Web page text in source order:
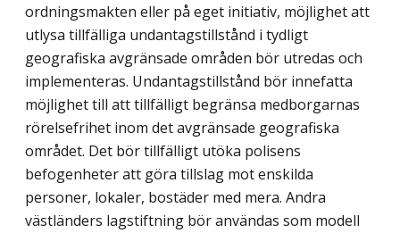
ordningsmakten eller på eget initiativ, möjlighet att
utlysa tillfälliga undantagstillstånd i tydligt
geografiska avgräns­ade områden bör utredas och
implementeras. Undantagstillstånd bör innefatta
möjlighet till att tillfälligt begränsa medborgarnas
rörelsefrihet inom det avgränsade geografiska
området. Det bör tillfälligt utöka polisens
befogenheter att göra tillslag mot enskilda
personer, lokaler, bostäder med mera. Andra
västländers lagstiftning bör användas som modell